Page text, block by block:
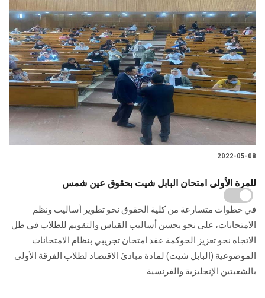
2022-05-08
للمرة الأولى امتحان البابل شيت بحقوق عين شمس
في خطوات متسارعة من كلية الحقوق نحو تطوير أساليب ونظم
الامتحانات، على نحو يحسن أساليب القياس والتقويم للطلاب في ظل
الاتجاه نحو تعزيز الحوكمة عقد امتحان تجريبي بنظام الامتحانات
الموضوعية (البابل شيت) لمادة مبادئ الاقتصاد لطلاب الفرقة الأولى
بالشعبتين الإنجليزية والفرنسية